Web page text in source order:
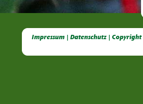
Impressum | Datenschutz | Copyright